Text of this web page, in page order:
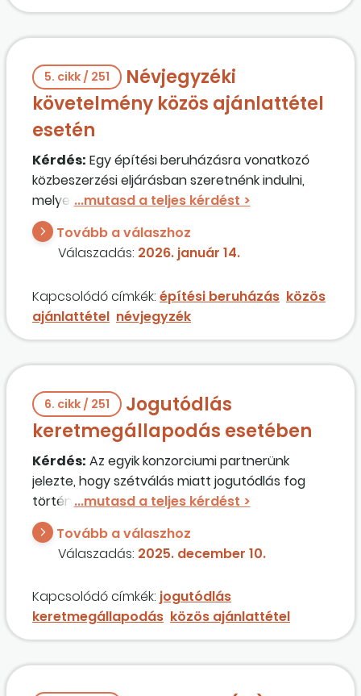
5. cikk / 251
Névjegyzéki
követelmény közös ajánlattétel
esetén
Kérdés: Egy építési beruházásra vonatkozó
közbeszerzési eljárásban szeretnénk indulni,
melyet még 2025-ben írtak ki, ahol az
ajánlatkérő szakmai alkalmassági
követelményként előírta az építőipari
kivitelezési névjegyzékben szereplést.
szerepelnie kell a névjegyzékben? Hatással
van-e a jogértelmezésre a 2026-os
jogszabályváltozás?
Tovább a válaszhoz
Válaszadás: 2026. január 14.
Kapcsolódó címkék: építési beruházás közös
ajánlattétel névjegyzék
6. cikk / 251
Jogutódlás
keretmegállapodás esetében
Kérdés: Az egyik konzorciumi partnerünk
jelezte, hogy szétválás miatt jogutódlás fog
történni. Közös ajánlattevőként azonban
folyamatos a versenyújranyitásokon való
részvétel, ezért nem lehet olyan időpontban
papírozni, amikor nincs versenyújranyitás.
versenyújranyitás esetén lehet jogutódlás?
Tovább a válaszhoz
Válaszadás: 2025. december 10.
Kapcsolódó címkék: jogutódlás
keretmegállapodás közös ajánlattétel